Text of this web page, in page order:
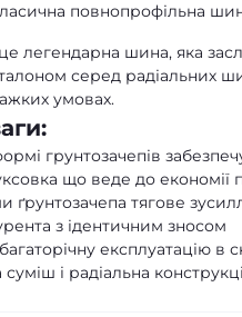
повнопрофільна
легендарна шина, яка
серед радіальних
умовах.
грунтозачепів
що веде до економії
ґрунтозачепа тягове
з ідентичним зносом
експлуатацію в
суміш і радіальна